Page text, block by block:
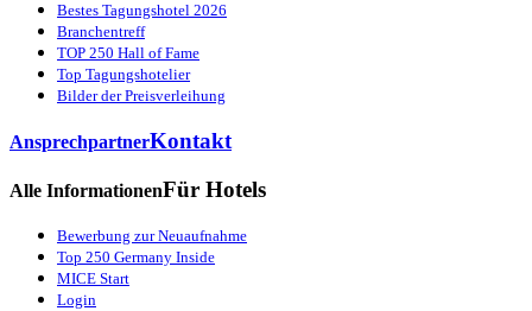
Bestes Tagungshotel 2026
Branchentreff
TOP 250 Hall of Fame
Top Tagungshotelier
Bilder der Preisverleihung
AnsprechpartnerKontakt
Alle InformationenFür Hotels
Bewerbung zur Neuaufnahme
Top 250 Germany Inside
MICE Start
Login